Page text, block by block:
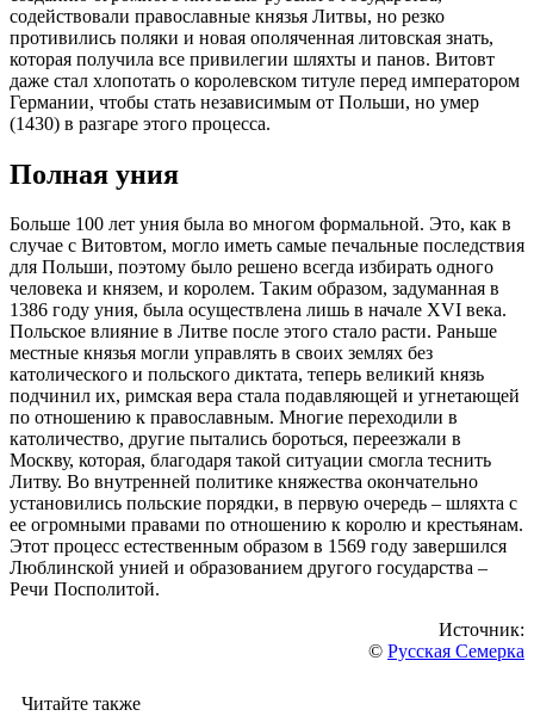
содействовали православные князья Литвы, но резко
противились поляки и новая ополяченная литовская знать,
которая получила все привилегии шляхты и панов. Витовт
даже стал хлопотать о королевском титуле перед императором
Германии, чтобы стать независимым от Польши, но умер
(1430) в разгаре этого процесса.
Полная уния
Больше 100 лет уния была во многом формальной. Это, как в
случае с Витовтом, могло иметь самые печальные последствия
для Польши, поэтому было решено всегда избирать одного
человека и князем, и королем. Таким образом, задуманная в
1386 году уния, была осуществлена лишь в начале XVI века.
Польское влияние в Литве после этого стало расти. Раньше
местные князья могли управлять в своих землях без
католического и польского диктата, теперь великий князь
подчинил их, римская вера стала подавляющей и угнетающей
по отношению к православным. Многие переходили в
католичество, другие пытались бороться, переезжали в
Москву, которая, благодаря такой ситуации смогла теснить
Литву. Во внутренней политике княжества окончательно
установились польские порядки, в первую очередь – шляхта с
ее огромными правами по отношению к королю и крестьянам.
Этот процесс естественным образом в 1569 году завершился
Люблинской унией и образованием другого государства –
Речи Посполитой.
Источник:
© Русская Семерка
Читайте также